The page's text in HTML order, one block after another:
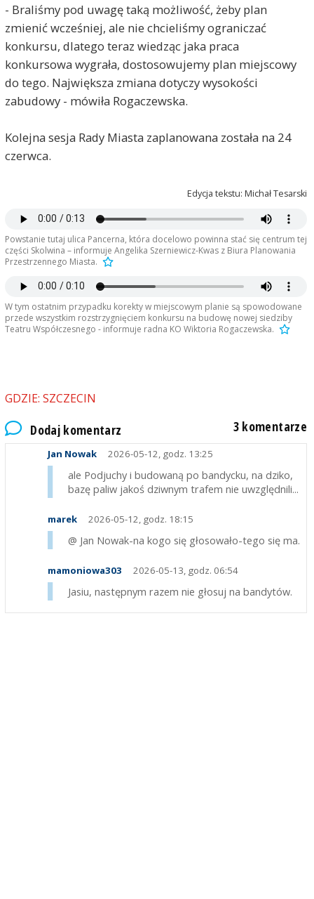
- Braliśmy pod uwagę taką możliwość, żeby plan
zmienić wcześniej, ale nie chcieliśmy ograniczać
konkursu, dlatego teraz wiedząc jaka praca
konkursowa wygrała, dostosowujemy plan miejscowy
do tego. Największa zmiana dotyczy wysokości
zabudowy - mówiła Rogaczewska.
Kolejna sesja Rady Miasta zaplanowana została na 24
czerwca.
Edycja tekstu: Michał Tesarski
Powstanie tutaj ulica Pancerna, która docelowo powinna stać się centrum tej
części Skolwina – informuje Angelika Szerniewicz-Kwas z Biura Planowania
Przestrzennego Miasta.
W tym ostatnim przypadku korekty w miejscowym planie są spowodowane
przede wszystkim rozstrzygnięciem konkursu na budowę nowej siedziby
Teatru Współczesnego - informuje radna KO Wiktoria Rogaczewska.
GDZIE: SZCZECIN
Dodaj komentarz 3 komentarze
Jan Nowak 2026-05-12, godz. 13:25
ale Podjuchy i budowaną po bandycku, na dziko,
bazę paliw jakoś dziwnym trafem nie uwzględnili...
marek 2026-05-12, godz. 18:15
@ Jan Nowak-na kogo się głosowało-tego się ma.
mamoniowa303 2026-05-13, godz. 06:54
Jasiu, następnym razem nie głosuj na bandytów.